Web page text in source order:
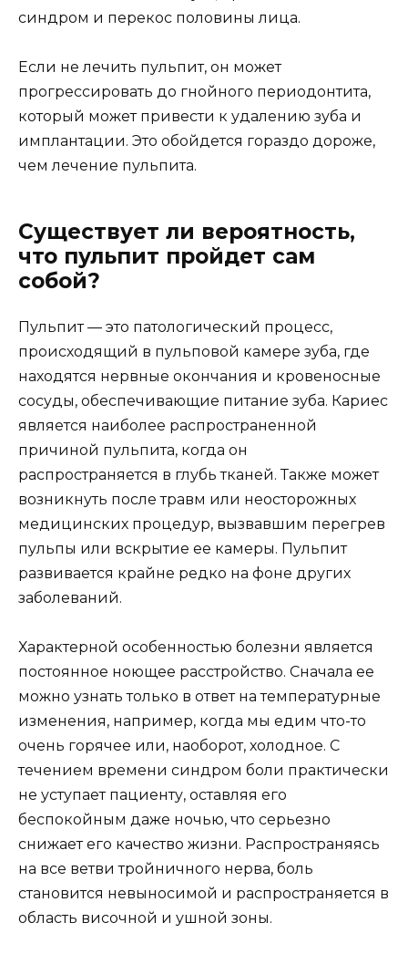
синдром и перекос половины лица.
Если не лечить пульпит, он может
прогрессировать до гнойного периодонтита,
который может привести к удалению зуба и
имплантации. Это обойдется гораздо дороже,
чем лечение пульпита.
Существует ли вероятность,
что пульпит пройдет сам
собой?
Пульпит — это патологический процесс,
происходящий в пульповой камере зуба, где
находятся нервные окончания и кровеносные
сосуды, обеспечивающие питание зуба. Кариес
является наиболее распространенной
причиной пульпита, когда он
распространяется в глубь тканей. Также может
возникнуть после травм или неосторожных
медицинских процедур, вызвавшим перегрев
пульпы или вскрытие ее камеры. Пульпит
развивается крайне редко на фоне других
заболеваний.
Характерной особенностью болезни является
постоянное ноющее расстройство. Сначала ее
можно узнать только в ответ на температурные
изменения, например, когда мы едим что-то
очень горячее или, наоборот, холодное. С
течением времени синдром боли практически
не уступает пациенту, оставляя его
беспокойным даже ночью, что серьезно
снижает его качество жизни. Распространяясь
на все ветви тройничного нерва, боль
становится невыносимой и распространяется в
область височной и ушной зоны.